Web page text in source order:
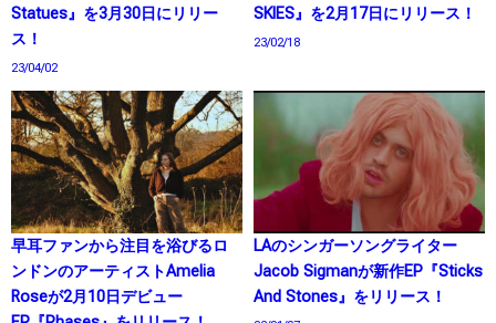
Statues』を3月30日にリリー
ス！
23/04/02
SKIES』を2月17日にリリース！
23/02/18
早耳ファンから注目を浴びるロ
ンドンのアーティストAmelia
Roseが2月10日デビュー
LAのシンガーソングライター
Jacob Sigmanが新作EP『Sticks
And Stones』をリリース！